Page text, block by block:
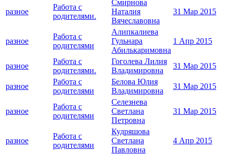
разное
Работа с
родителями.
Смирнова
Наталия
Вячеславовна
31 Мар 2015
разное
Работа с
родителями
Алипкалиева
Гульнара
Абилькаримовна
1 Апр 2015
разное
Работа с
родителями.
Гоголева Лилия
Владимировна
31 Мар 2015
разное
Работа с
родителями
Белова Юлия
Владимировна
31 Мар 2015
разное
Работа с
родителями
Селезнева
Светлана
Петровна
31 Мар 2015
разное
Работа с
родителями
Кудряшова
Светлана
Павловна
4 Апр 2015